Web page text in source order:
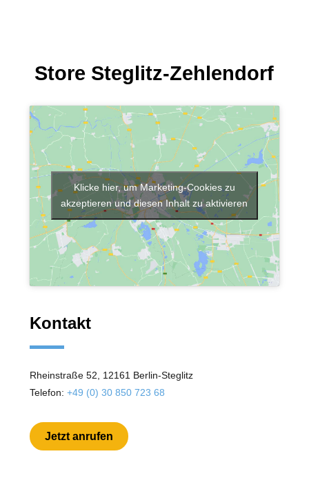
Store Steglitz-Zehlendorf
Klicke hier, um Marketing-Cookies zu
akzeptieren und diesen Inhalt zu aktivieren
Kontakt
Rheinstraße 52, 12161 Berlin-Steglitz
Telefon: +49 (0) 30 850 723 68
Jetzt anrufen